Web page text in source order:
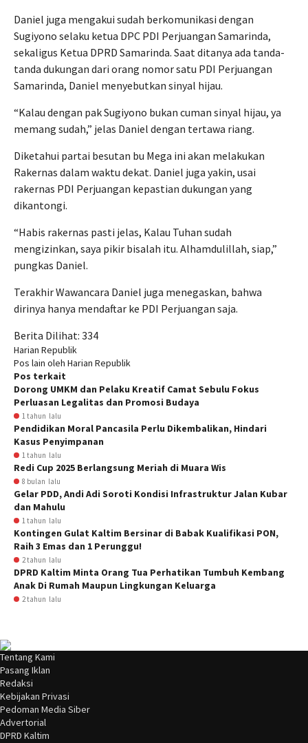
Daniel juga mengakui sudah berkomunikasi dengan
Sugiyono selaku ketua DPC PDI Perjuangan Samarinda,
sekaligus Ketua DPRD Samarinda. Saat ditanya ada tanda-
tanda dukungan dari orang nomor satu PDI Perjuangan
Samarinda, Daniel menyebutkan sinyal hijau.
“Kalau dengan pak Sugiyono bukan cuman sinyal hijau, ya
memang sudah,” jelas Daniel dengan tertawa riang.
Diketahui partai besutan bu Mega ini akan melakukan
Rakernas dalam waktu dekat. Daniel juga yakin, usai
rakernas PDI Perjuangan kepastian dukungan yang
dikantongi.
“Habis rakernas pasti jelas, Kalau Tuhan sudah
mengizinkan, saya pikir bisalah itu. Alhamdulillah, siap,”
pungkas Daniel.
Terakhir Wawancara Daniel juga menegaskan, bahwa
dirinya hanya mendaftar ke PDI Perjuangan saja.
Berita Dilihat: 334
Harian Republik
Pos lain oleh Harian Republik
Pos terkait
Dorong UMKM dan Pelaku Kreatif Camat Sebulu Fokus
Perluasan Legalitas dan Promosi Budaya
1 tahun lalu
Pendidikan Moral Pancasila Perlu Dikembalikan, Hindari
Kasus Penyimpanan
1 tahun lalu
Redi Cup 2025 Berlangsung Meriah di Muara Wis
8 bulan lalu
Gelar PDD, Andi Adi Soroti Kondisi Infrastruktur Jalan Kubar
dan Mahulu
1 tahun lalu
Kontingen Gulat Kaltim Bersinar di Babak Kualifikasi PON,
Raih 3 Emas dan 1 Perunggu!
2 tahun lalu
DPRD Kaltim Minta Orang Tua Perhatikan Tumbuh Kembang
Anak Di Rumah Maupun Lingkungan Keluarga
2 tahun lalu
Tentang Kami
Pasang Iklan
Redaksi
Kebijakan Privasi
Pedoman Media Siber
Advertorial
DPRD Kaltim